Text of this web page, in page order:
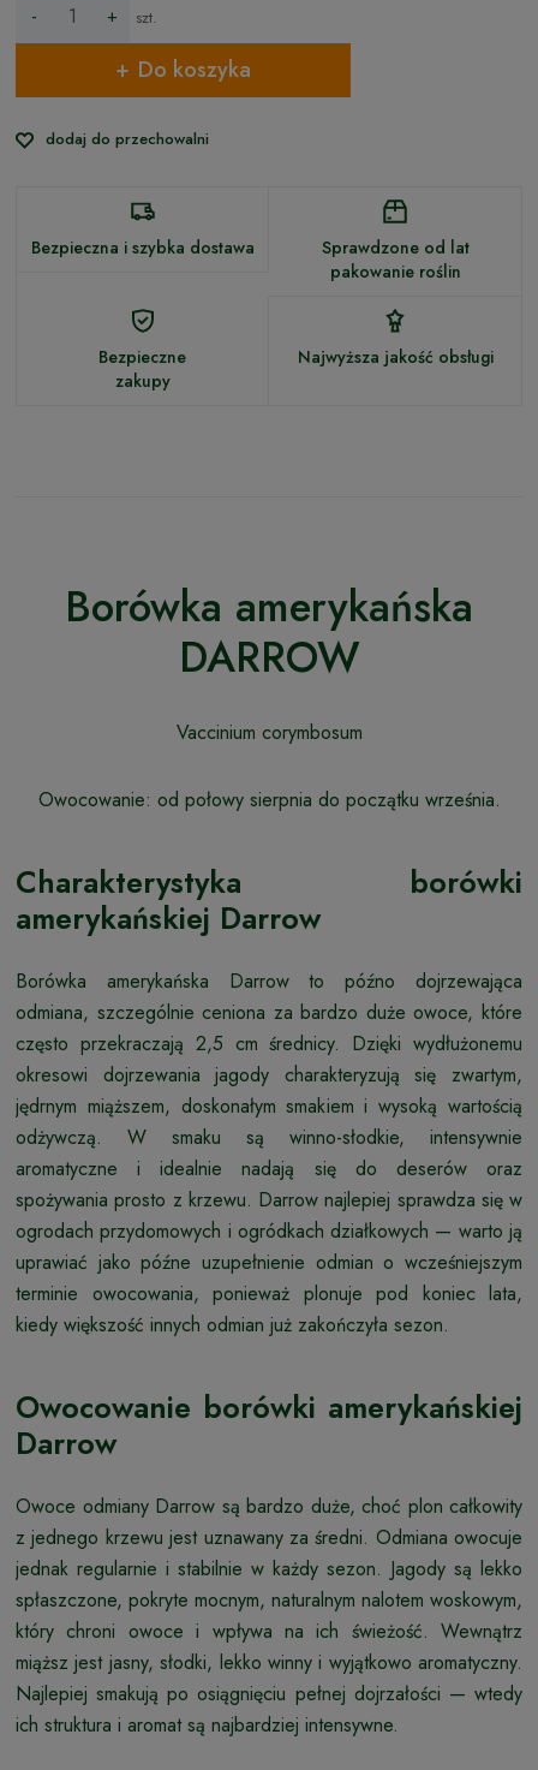
- + szt.
Do koszyka
dodaj do przechowalni
Bezpieczna i szybka dostawa
Sprawdzone od lat
pakowanie roślin
Bezpieczne
zakupy
Najwyższa jakość obsługi
Borówka amerykańska
DARROW
Vaccinium corymbosum
Owocowanie: od połowy sierpnia do początku września.
Charakterystyka borówki
amerykańskiej Darrow
Borówka amerykańska Darrow to późno dojrzewająca
odmiana, szczególnie ceniona za bardzo duże owoce, które
często przekraczają 2,5 cm średnicy. Dzięki wydłużonemu
okresowi dojrzewania jagody charakteryzują się zwartym,
jędrnym miąższem, doskonałym smakiem i wysoką wartością
odżywczą. W smaku są winno-słodkie, intensywnie
aromatyczne i idealnie nadają się do deserów oraz
spożywania prosto z krzewu. Darrow najlepiej sprawdza się w
ogrodach przydomowych i ogródkach działkowych — warto ją
uprawiać jako późne uzupełnienie odmian o wcześniejszym
terminie owocowania, ponieważ plonuje pod koniec lata,
kiedy większość innych odmian już zakończyła sezon.
Owocowanie borówki amerykańskiej
Darrow
Owoce odmiany Darrow są bardzo duże, choć plon całkowity
z jednego krzewu jest uznawany za średni. Odmiana owocuje
jednak regularnie i stabilnie w każdy sezon. Jagody są lekko
spłaszczone, pokryte mocnym, naturalnym nalotem woskowym,
który chroni owoce i wpływa na ich świeżość. Wewnątrz
miąższ jest jasny, słodki, lekko winny i wyjątkowo aromatyczny.
Najlepiej smakują po osiągnięciu pełnej dojrzałości — wtedy
ich struktura i aromat są najbardziej intensywne.